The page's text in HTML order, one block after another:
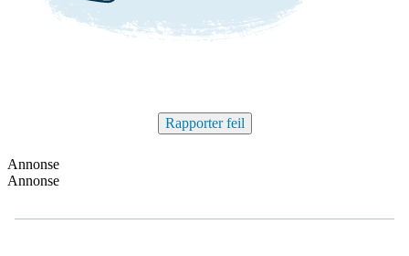
Rapporter feil
Annonse
Annonse